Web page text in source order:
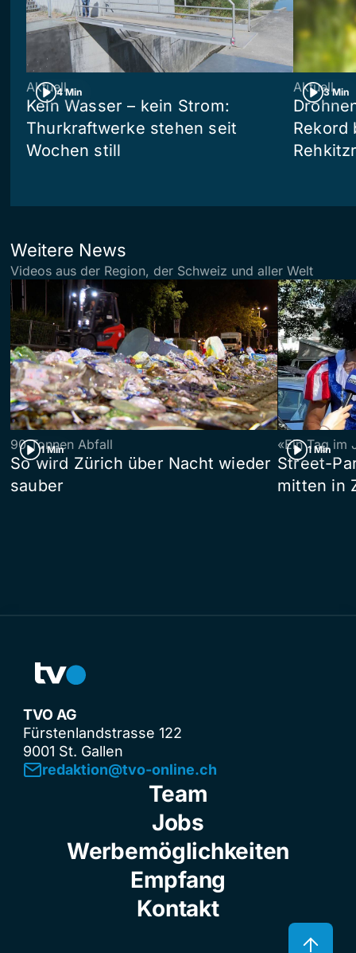
4 Min
Aktuell
Kein Wasser – kein Strom:
Thurkraftwerke stehen seit
Wochen still
3 Min
Aktuell
Rekord
Weitere News
Videos aus der Region, der Schweiz und aller Welt
1 Min
90 Tonnen Abfall
So wird Zürich über Nacht wieder
sauber
1 Min
«Ein Tag im
Street-
mitten in
TVO AG
Fürstenlandstrasse 122
9001 St. Gallen
redaktion@tvo-online.ch
Team
Jobs
Werbemöglichkeiten
Empfang
Kontakt